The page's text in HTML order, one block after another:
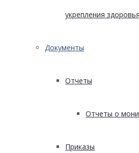
укрепления
Документы
Отчеты
Отчеты о
Приказы